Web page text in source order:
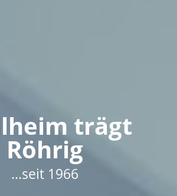
trägt
Röhrig
...seit 1966